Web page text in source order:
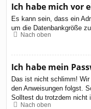
Ich habe mich vor
Es kann sein, dass ein
um die Datenbankgröße
Nach oben
Ich habe mein
Das ist nicht schlimm!
den Anweisungen folgst.
Solltest du trotzdem nicht
Nach oben